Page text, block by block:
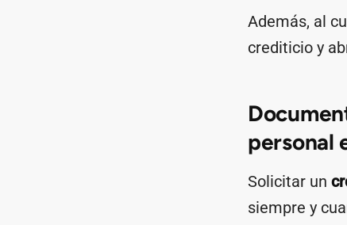
Además, al
crediticio y
personal
Solicitar un
siempre y